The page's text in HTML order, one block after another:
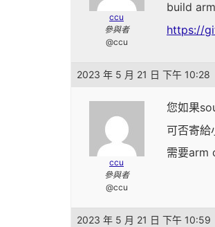
ccu
參與者
@ccu
build
https://
2023 年 5 月 21 日 下午 10:28
ccu
參與者
@ccu
您如果
可否寄給
需要arm
2023 年 5 月 21 日 下午 10:59